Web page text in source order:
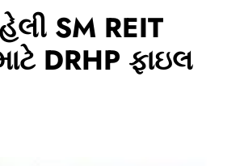
SM REIT
DRHP ફાઇલ